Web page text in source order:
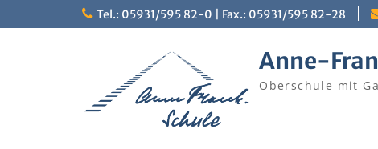
to
Tel.: 05931/595 82-0 | Fax.: 05931/595 82-28
Anne-
Oberschule mit